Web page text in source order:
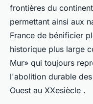
frontières du
permettant ainsi aux
France de bénificier
historique plus large
Mur» qui toujours
l'abolition durable
Ouest au XXesiècle .